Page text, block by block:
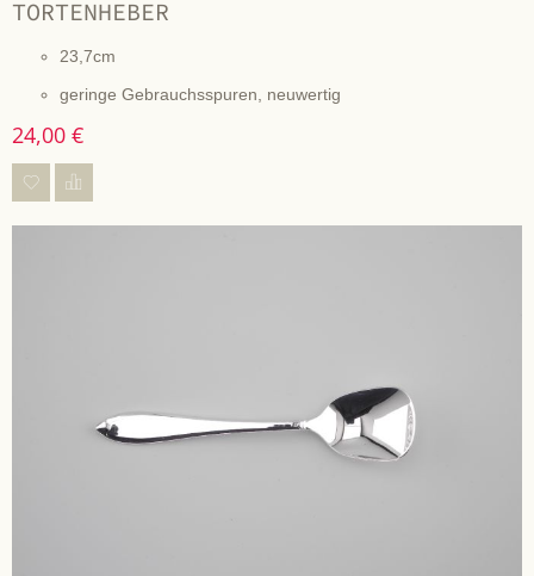
TORTENHEBER
23,7cm
geringe Gebrauchsspuren, neuwertig
24,00 €